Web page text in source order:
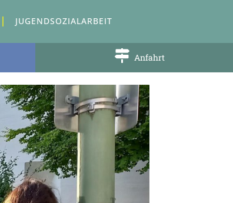
JUGENDSOZIALARBEIT
Anfahrt